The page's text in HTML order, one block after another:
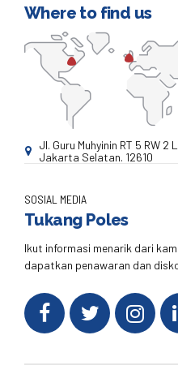
Where to find us
Jl. Guru Muhyinin RT 5 RW
Jakarta Selatan. 12610
SOSIAL MEDIA
Tukang Poles
Ikut informasi menarik dari
dapatkan penawaran dan